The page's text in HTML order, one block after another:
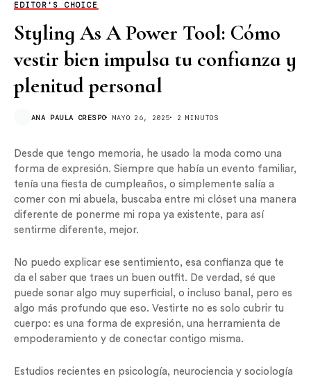
EDITOR'S CHOICE
Styling As A Power Tool: Cómo
vestir bien impulsa tu confianza y
plenitud personal
ANA PAULA CRESPO MAYO 26, 2025 2 MINUTOS
Desde que tengo memoria, he usado la moda como una
forma de expresión. Siempre que había un evento familiar,
tenía una fiesta de cumpleaños, o simplemente salía a
comer con mi abuela, buscaba entre mi clóset una manera
diferente de ponerme mi ropa ya existente, para así
sentirme diferente, mejor.
No puedo explicar ese sentimiento, esa confianza que te
da el saber que traes un buen outfit. De verdad, sé que
puede sonar algo muy superficial, o incluso banal, pero es
algo más profundo que eso. Vestirte no es solo cubrir tu
cuerpo: es una forma de expresión, una herramienta de
empoderamiento y de conectar contigo misma.
Estudios recientes en psicología, neurociencia y sociología